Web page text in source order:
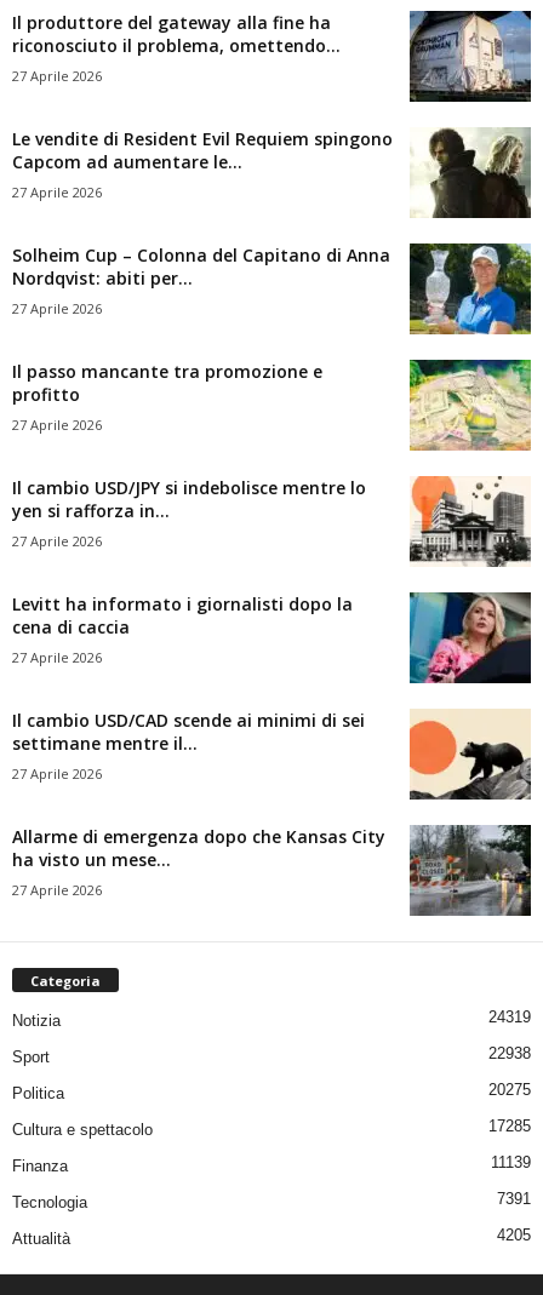
Il produttore del gateway alla fine ha
riconosciuto il problema, omettendo...
27 Aprile 2026
Le vendite di Resident Evil Requiem spingono
Capcom ad aumentare le...
27 Aprile 2026
Solheim Cup – Colonna del Capitano di Anna
Nordqvist: abiti per...
27 Aprile 2026
Il passo mancante tra promozione e
profitto
27 Aprile 2026
Il cambio USD/JPY si indebolisce mentre lo
yen si rafforza in...
27 Aprile 2026
Levitt ha informato i giornalisti dopo la
cena di caccia
27 Aprile 2026
Il cambio USD/CAD scende ai minimi di sei
settimane mentre il...
27 Aprile 2026
Allarme di emergenza dopo che Kansas City
ha visto un mese...
27 Aprile 2026
Categoria
Notizia 24319
Sport 22938
Politica 20275
Cultura e spettacolo 17285
Finanza 11139
Tecnologia 7391
Attualità 4205